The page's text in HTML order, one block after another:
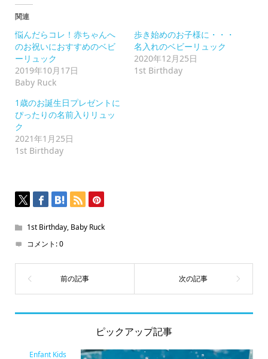
ク
リ
ッ
ク
し
て
く
だ
い
(新
し
ィ
ン
ド
ま
す)
関連
悩んだらコレ！赤ちゃんへ
のお祝いにおすすめのベビ
ーリュック
2019年10月17日
Baby Ruck
歩き始めのお子様に・・・
名入れのベビーリュック
2020年12月25日
1st Birthday
1歳のお誕生日プレゼントに
ぴったりの名前入りリュッ
ク
2021年1月25日
1st Birthday
1st Birthday, Baby Ruck
コメント:0
ピックアップ記事
Enfant Kids